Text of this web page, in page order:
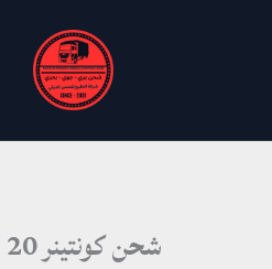
شحن كونتينر 20 قدم للمغرب